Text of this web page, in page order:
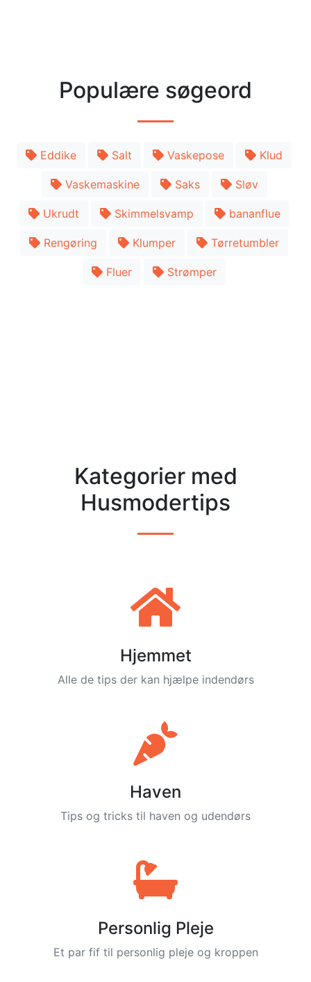
Populære søgeord
Eddike Salt Vaskepose Klud
Vaskemaskine Saks Sløv
Ukrudt Skimmelsvamp bananflue
Rengøring Klumper Tørretumbler
Fluer Strømper
Kategorier med
Husmodertips
Hjemmet
Alle de tips der kan hjælpe indendørs
Haven
Tips og tricks til haven og udendørs
Personlig Pleje
Et par fif til personlig pleje og kroppen